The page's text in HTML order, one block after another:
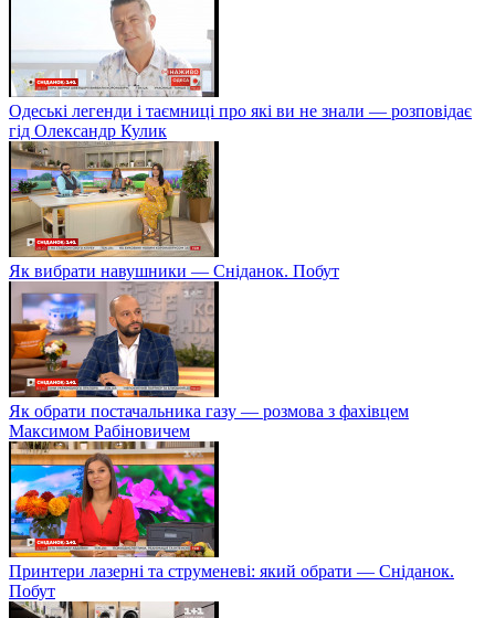
Одеські легенди і таємниці про які ви не знали — розповідає
гід Олександр Кулик
Як вибрати навушники — Сніданок. Побут
Як обрати постачальника газу — розмова з фахівцем
Максимом Рабіновичем
Принтери лазерні та струменеві: який обрати — Сніданок.
Побут